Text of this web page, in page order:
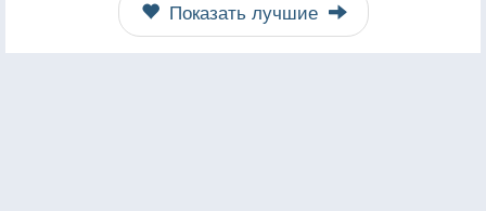
Показать лучшие